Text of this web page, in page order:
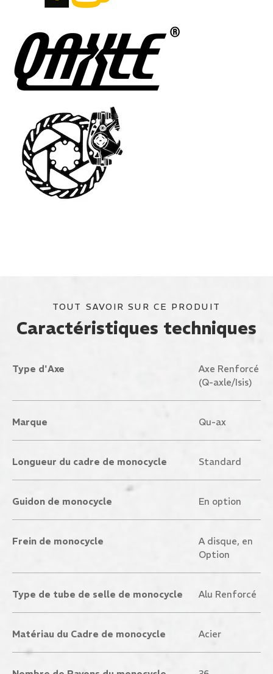
TOUT SAVOIR SUR CE PRODUIT
Caractéristiques techniques
Type d'Axe
Axe Renforcé
(Q-axle/Isis)
Marque Qu-ax
Longueur du cadre de monocycle Standard
Guidon de monocycle En option
Frein de monocycle
A disque, en
Option
Type de tube de selle de monocycle Alu Renforcé
Matériau du Cadre de monocycle Acier